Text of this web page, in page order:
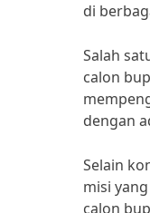
di
Salah
calon
dengan
Selain
misi
calon